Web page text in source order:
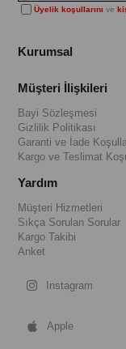
Üyelik koşullarını ve
Kurumsal
Müşteri İlişkileri
Bayi Sözleşmesi
Gizlilik Politikası
Garanti ve İade
Kargo ve Teslimat
Yardım
Müşteri Hizmetleri
Sıkça Sorulan Sorular
Kargo Takibi
Anket
Instagram
Apple